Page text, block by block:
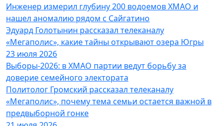
Инженер измерил глубину 200 водоемов ХМАО и
нашел аномалию рядом с Сайгатино
Эдуард Голотынин рассказал телеканалу
«Мегаполис», какие тайны открывают озера Югры
23 июля 2026
Выборы-2026: в ХМАО партии ведут борьбу за
доверие семейного электората
Политолог Громский рассказал телеканалу
«Мегаполис», почему тема семьи остается важной в
предвыборной гонке